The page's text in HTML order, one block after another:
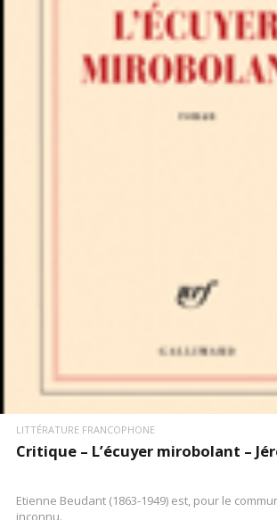
LITTÉRATURE FRANCOPHONE
Critique – L’écuyer mirobolant –
Etienne Beudant (1863-1949) est, pour le
inconnu.